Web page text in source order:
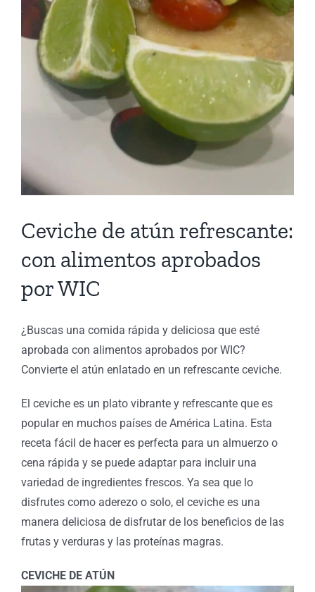
Ceviche de atún refrescante:
con alimentos aprobados
por WIC
¿Buscas una comida rápida y deliciosa que esté
aprobada con alimentos aprobados por WIC?
Convierte el atún enlatado en un refrescante ceviche.
El ceviche es un plato vibrante y refrescante que es
popular en muchos países de América Latina. Esta
receta fácil de hacer es perfecta para un almuerzo o
cena rápida y se puede adaptar para incluir una
variedad de ingredientes frescos. Ya sea que lo
disfrutes como aderezo o solo, el ceviche es una
manera deliciosa de disfrutar de los beneficios de las
frutas y verduras y las proteínas magras.
CEVICHE DE ATÚN